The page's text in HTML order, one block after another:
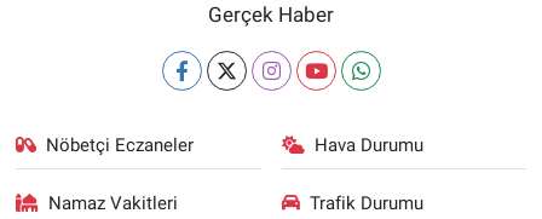
Gerçek Haber
Nöbetçi Eczaneler Hava Durumu
Namaz Vakitleri Trafik Durumu